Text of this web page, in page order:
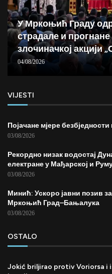
У Мркоњић Граду
страдале и
злочиначкој акцији
04/08/2026
VIJESTI
Појачане мјере
03/08/2026
Рекордно низак водостај
електране у Мађарској и
03/08/2026
Минић: Ускоро јавни позив
Мркоњић Град–Бањалука
03/08/2026
OSTALO
Jokić briljirao protiv Voriorsa i